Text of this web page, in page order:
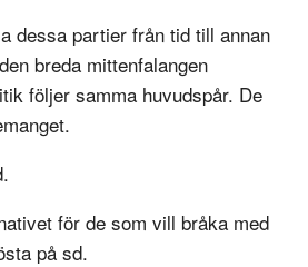
dessa partier från tid till annan
breda mittenfalangen
följer samma huvudspår. De
för de som vill bråka med
på sd.